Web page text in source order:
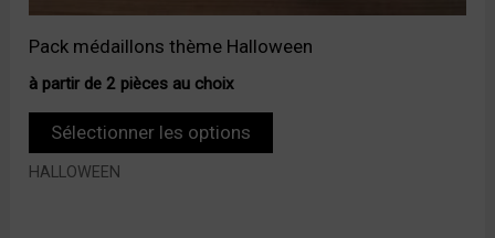
Pack médaillons thème Halloween
à partir de 2 pièces au choix
Sélectionner les options
HALLOWEEN